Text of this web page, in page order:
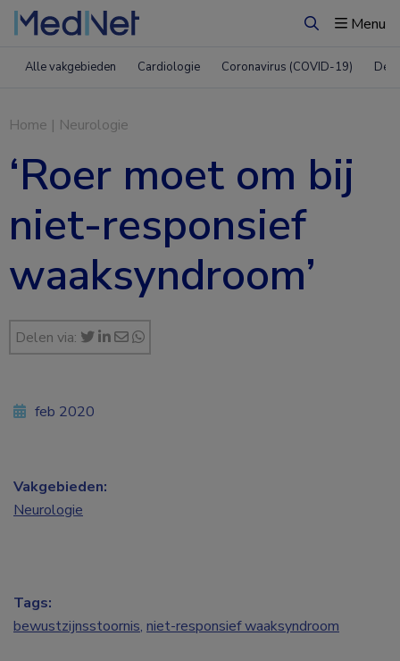
ZoekenMenu
Alle vakgebieden Cardiologie Coronavirus (COVID-19)
Home | Neurologie
‘Roer moet om bij
niet-responsief
waaksyndroom’
Delen via:
feb 2020
Vakgebieden:
Neurologie
Tags:
bewustzijnsstoornis, niet-responsief waaksyndroom